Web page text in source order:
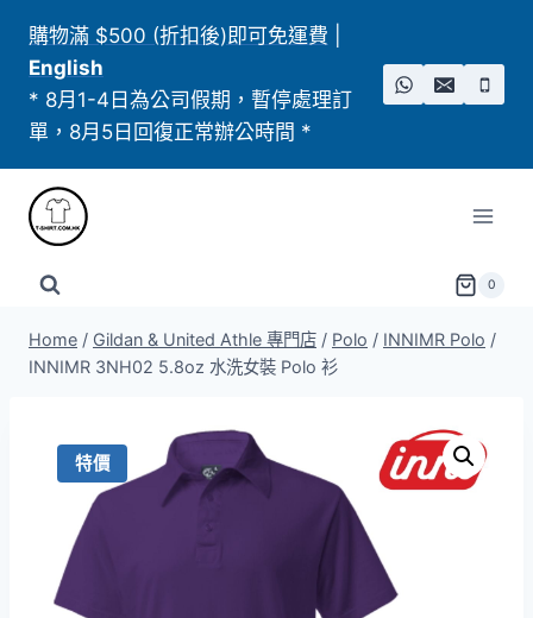
content
購物滿 $500 (折扣後)即可免運費
English
* 8月1-4日為公司假期，暫停處理訂
單，8月5日回復正常辦公時間 *
0
Home / Gildan & United Athle 專門店 / Polo / INNIMR Polo /
INNIMR 3NH02 5.8oz 水洗女裝 Polo 衫
特價